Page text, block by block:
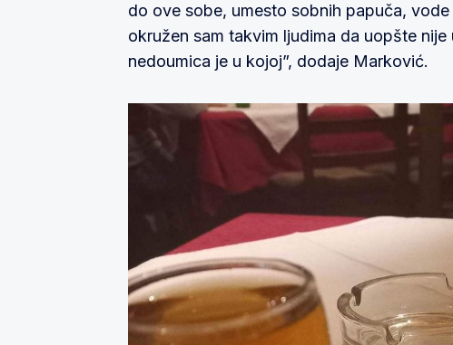
do ove sobe, umesto sobnih papuča,
okružen sam takvim ljudima da uopšte
nedoumica je u kojoj”, dodaje Marković.